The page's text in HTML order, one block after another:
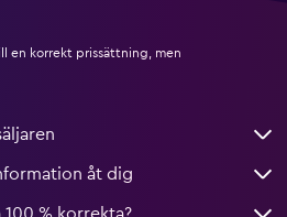
en korrekt prissättning, men
åt dig